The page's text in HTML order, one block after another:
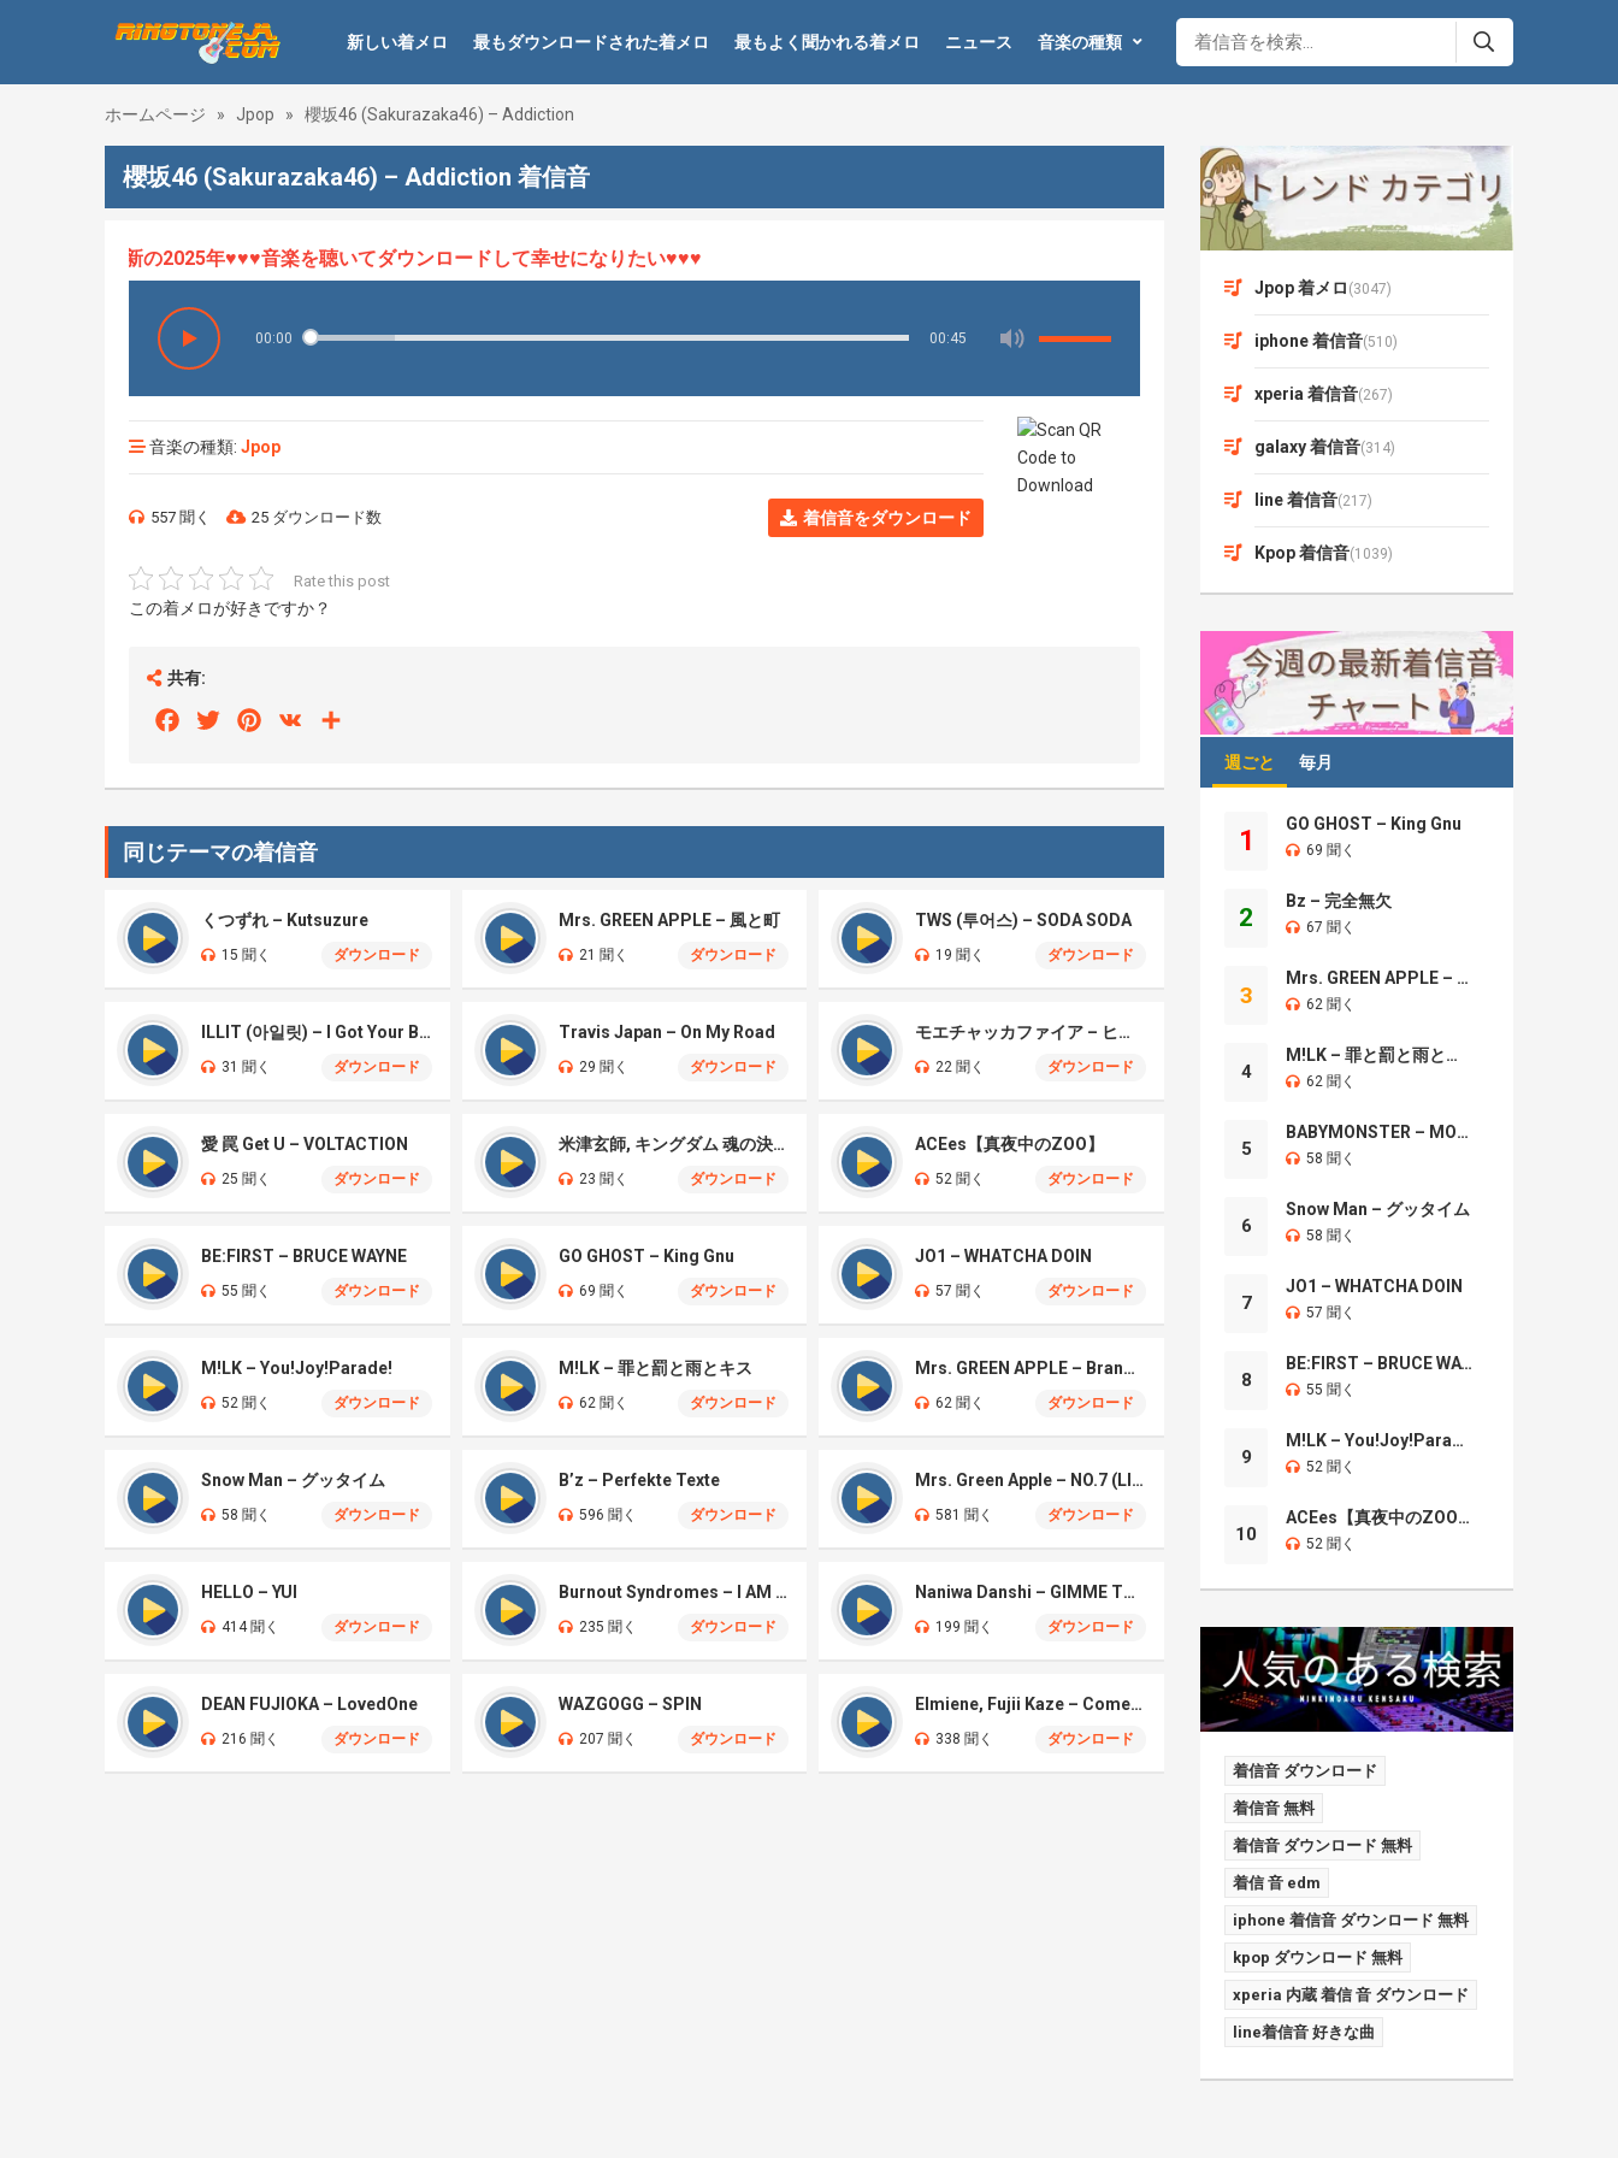
新しい着メロ 最もダウンロードされた着メロ 最もよく聞かれる着メロ ニュース 音楽の種類
ホームページ » Jpop » 櫻坂46 (Sakurazaka46) – Addiction
櫻坂46 (Sakurazaka46) – Addiction 着信音
HOT、最新の2025年♥♥♥音楽を聴いてダウンロードして幸せになりたい♥♥♥
00:00 00:45
音楽の種類: Jpop
557 聞く 25 ダウンロード数 着信音をダウンロード
Rate this post
この着メロが好きですか？
共有:
FacebookTwitterPinterest
VK
同じテーマの着信音
くつずれ – Kutsuzure
15 聞く ダウンロード
Mrs. GREEN APPLE – 風と町
21 聞く ダウンロード
TWS (투어스) – SODA SODA
19 聞く ダウンロード
ILLIT (아일릿) – I Got Your Back
31 聞く ダウンロード
Travis Japan – On My Road
29 聞く ダウンロード
モエチャッカファイア – ヒューゴ、狛野真斗、ライト、セヴェリアン (Cover )
22 聞く ダウンロード
愛 罠 Get U – VOLTACTION
25 聞く ダウンロード
米津玄師, キングダム 魂の決戦 – 公開記念PV
23 聞く ダウンロード
ACEes【真夜中のZOO】
52 聞く ダウンロード
BE:FIRST – BRUCE WAYNE
55 聞く ダウンロード
GO GHOST – King Gnu
69 聞く ダウンロード
JO1 – WHATCHA DOIN
57 聞く ダウンロード
M!LK – You!Joy!Parade!
52 聞く ダウンロード
M!LK – 罪と罰と雨とキス
62 聞く ダウンロード
Mrs. GREEN APPLE – Brand New
62 聞く ダウンロード
Snow Man – グッタイム
58 聞く ダウンロード
B’z – Perfekte Texte
596 聞く ダウンロード
Mrs. Green Apple – NO.7 (LIVE)
581 聞く ダウンロード
HELLO – YUI
414 聞く ダウンロード
Burnout Syndromes – I AM A HERO
235 聞く ダウンロード
Naniwa Danshi – GIMME THE DAY
199 聞く ダウンロード
DEAN FUJIOKA – LovedOne
216 聞く ダウンロード
WAZGOGG – SPIN
207 聞く ダウンロード
Elmiene, Fujii Kaze – Comets Gold
338 聞く ダウンロード
Jpop 着メロ (3047)
iphone 着信音(510)
xperia 着信音(267)
galaxy 着信音(314)
line 着信音(217)
Kpop 着信音(1039)
週ごと 毎月
1
GO GHOST – King Gnu
69 聞く
2
Bz – 完全無欠
67 聞く
3
Mrs. GREEN APPLE – Brand New
62 聞く
4
M!LK – 罪と罰と雨とキス
62 聞く
5
BABYMONSTER – MOON
58 聞く
6
Snow Man – グッタイム
58 聞く
7
JO1 – WHATCHA DOIN
57 聞く
8
BE:FIRST – BRUCE WAYNE
55 聞く
9
M!LK – You!Joy!Parade!
52 聞く
10
ACEes【真夜中のZOO】
52 聞く
着信音 ダウンロード
着信音 無料
着信音 ダウンロード 無料
着信 音 edm
iphone 着信音 ダウンロード 無料
kpop ダウンロード 無料
xperia 内蔵 着信 音 ダウンロード
line着信音 好きな曲